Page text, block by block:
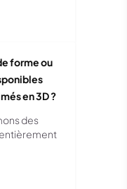
forme ou
en 3D ?
des